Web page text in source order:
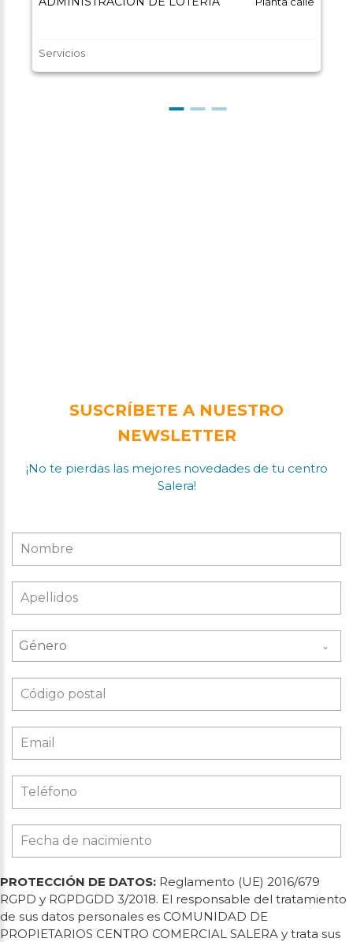
Servicios
SUSCRÍBETE A NUESTRO
NEWSLETTER
¡No te pierdas las mejores novedades de tu centro
Salera!
Género
PROTECCIÓN DE DATOS: Reglamento (UE) 2016/679
RGPD y RGPDGDD 3/2018. El responsable del tratamiento
de sus datos personales es COMUNIDAD DE
PROPIETARIOS CENTRO COMERCIAL SALERA y trata sus